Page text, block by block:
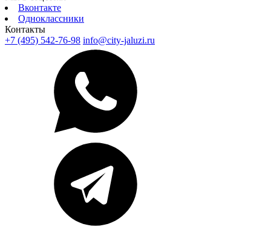
Вконтакте
Одноклассники
Контакты
+7 (495) 542-76-98 info@city-jaluzi.ru